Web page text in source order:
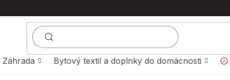
Záhrada Bytový textil a doplnky do domácnosti